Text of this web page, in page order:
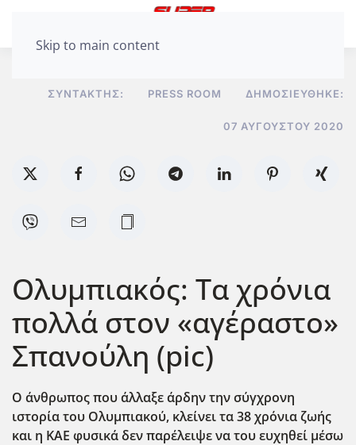
Skip to main content
ΣΥΝΤΆΚΤΗΣ: PRESS ROOM ΔΗΜΟΣΙΕΎΘΗΚΕ:
07 ΑΥΓΟΎΣΤΟΥ 2020
Ολυμπιακός: Τα χρόνια
πολλά στον «αγέραστο»
Σπανούλη (pic)
O άνθρωπος που άλλαξε άρδην την σύγχρονη
ιστορία του Ολυμπιακού, κλείνει τα 38 χρόνια ζωής
και η ΚΑΕ φυσικά δεν παρέλειψε να του ευχηθεί μέσω